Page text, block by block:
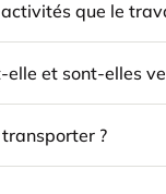
que le
et sont-elles
?